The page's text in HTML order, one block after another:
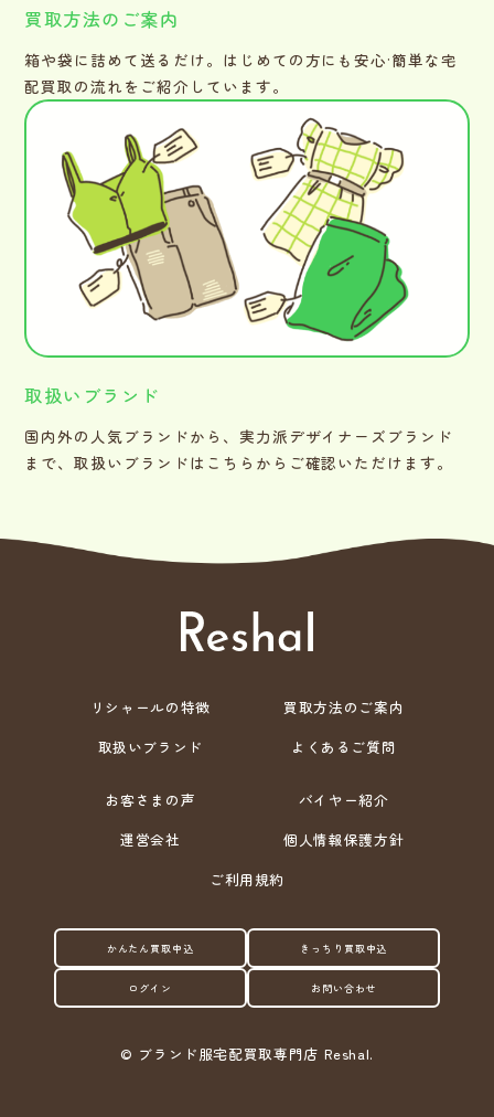
買取方法のご案内
箱や袋に詰めて送るだけ。はじめての方にも安心·簡単な宅
配買取の流れをご紹介しています。
取扱いブランド
国内外の人気ブランドから、実力派デザイナーズブランド
まで、取扱いブランドはこちらからご確認いただけます。
リシャールの特徴
買取方法のご案内
取扱いブランド
よくあるご質問
お客さまの声
バイヤー紹介
運営会社
個人情報保護方針
ご利用規約
かんたん買取申込 きっちり買取申込
ログイン お問い合わせ
© ブランド服宅配買取専門店 Reshal.